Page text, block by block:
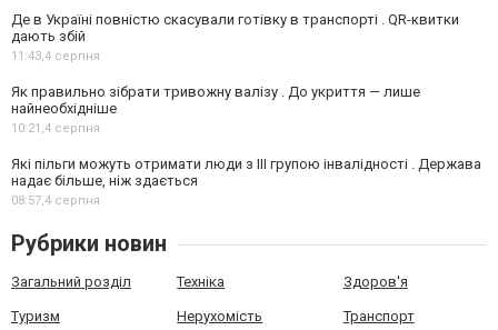
Де в Україні повністю скасували готівку в транспорті . QR-квитки
дають збій
11:43,4 серпня
Як правильно зібрати тривожну валізу . До укриття — лише
найнеобхідніше
10:21,4 серпня
Які пільги можуть отримати люди з III групою інвалідності . Держава
надає більше, ніж здається
08:57,4 серпня
Рубрики новин
Загальний розділ Техніка Здоров'я
Туризм Нерухомість Транспорт